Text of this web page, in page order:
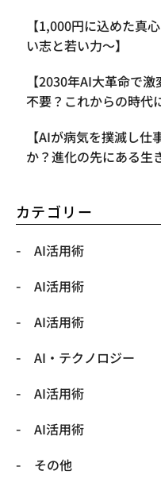
【1,000円に込めた真
い志と若い力〜】
【2030年AI大革命で
不要？これからの時代
【AIが病気を撲滅し
か？進化の先にある生
カテゴリー
AI活用術
AI活用術
AI活用術
​AI・テクノロジー
​AI活用術
​AI活用術
​その他